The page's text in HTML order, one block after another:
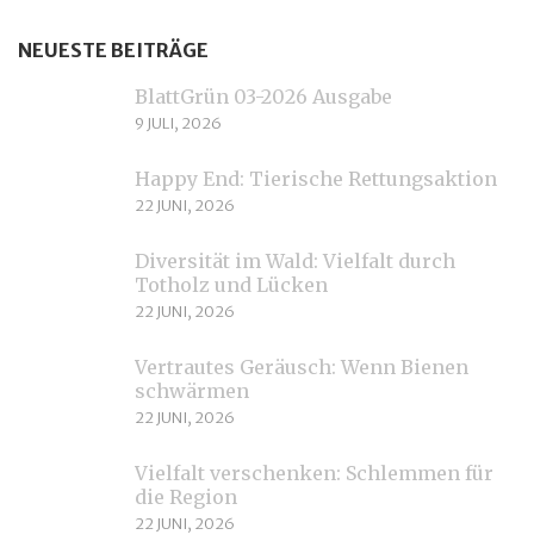
NEUESTE BEITRÄGE
BlattGrün 03-2026 Ausgabe
9 JULI, 2026
Happy End: Tierische Rettungsaktion
22 JUNI, 2026
Diversität im Wald: Vielfalt durch
Totholz und Lücken
22 JUNI, 2026
Vertrautes Geräusch: Wenn Bienen
schwärmen
22 JUNI, 2026
Vielfalt verschenken: Schlemmen für
die Region
22 JUNI, 2026